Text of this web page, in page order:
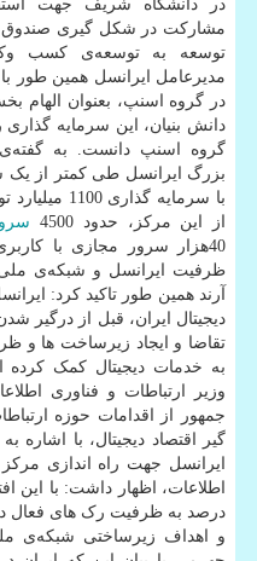
در دانشگاه شریف جهت
مشارکت در شکل گیری صندوق
توسعه به توسعه‌ی کسب
مدیرعامل ایرانسل همین طور با
در گروه اسنپ، بعنوان
گروه اسنپ دانست. به گفته‌ی
با سرمایه
از این مرکز، حدود 4500
40هزار سرور مجازی با
ظرفیت ایرانسل و شبکه‌ی
آرند همین طور تاکید کرد:
دیجیتال ایران، قبل از درگیر
تقاضا و ایجاد زیرساخت ها و
به خدمات دیجیتال کمک کرده
وزیر ارتباطات و فناوری
جمهور از اقدامات حوزه
ایرانسل جهت راه اندازی
درصد به ظرفیت رک های فعال
و اهداف زیرساختی شبکه‌ی